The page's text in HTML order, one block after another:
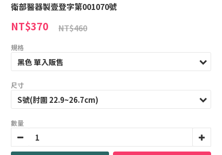
衛部醫器製壹登字第001070號
NT$370 NT$460
規格
尺寸
數量